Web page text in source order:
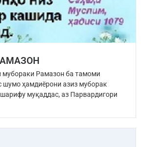
мубораки Рамазон ба тамоми
шумо ҳамдиёрони азиз муборак
муқаддас, аз Парвардигори